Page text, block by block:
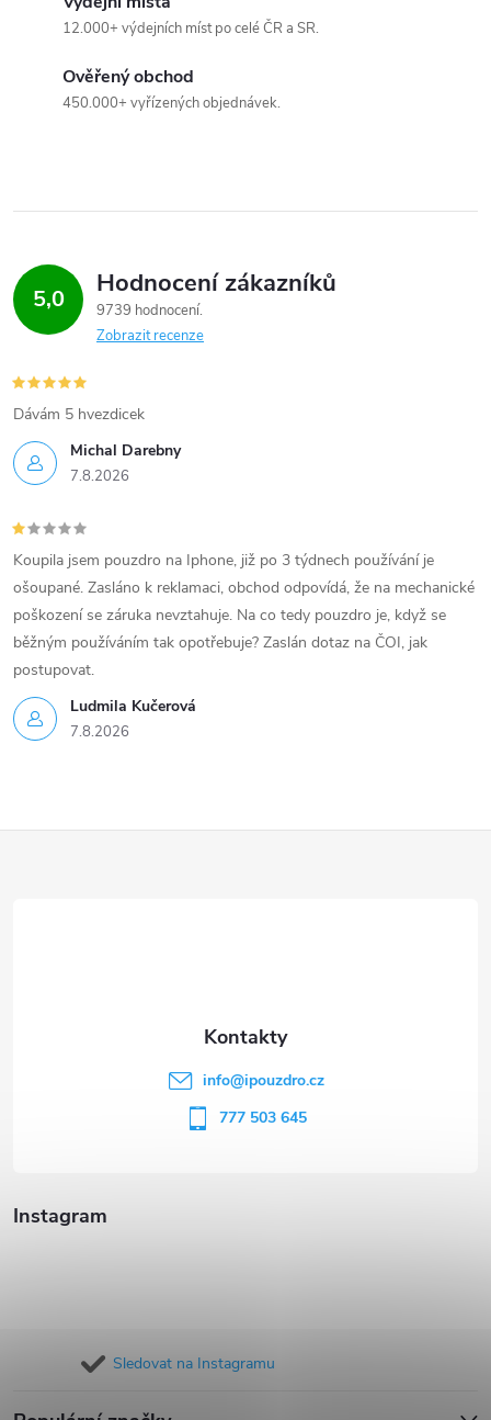
r
v
k
v
ý
p
i
s
u
12.000+ výdejních míst po celé ČR a SR.
Ověřený obchod
450.000+ vyřízených objednávek.
5,0 Hodnocení zákazníků
9739 hodnocení
Zobrazit recenze
Michal Darebny
7.8.2026
Dávám 5 hvezdicek
Ludmila Kučerová
7.8.2026
Koupila jsem pouzdro na Iphone, již po 3 týdnech používání je
ošoupané. Zasláno k reklamaci, obchod odpovídá, že na mechanické
poškození se záruka nevztahuje. Na co tedy pouzdro je, když se
běžným používáním tak opotřebuje? Zaslán dotaz na ČOI, jak
postupovat.
Instagram
Sledovat na Instagramu
info@ipouzdro.cz
777 503 645